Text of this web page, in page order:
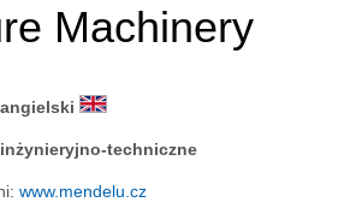
Machinery
angielski
inżynieryjno-techniczne
www.mendelu.cz